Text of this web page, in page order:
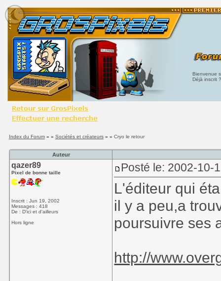
Bienvenue
Déjà inscrit
Index du Forum» » Sociétés et créateurs» » Cryo le retour
Auteur
qazer89
Pixel de bonne taille
Inscrit : Jun 19, 2002
Messages : 418
De : D'ici et d'ailleurs
Hors ligne
Posté le: 2002-10-
L'éditeur qui
il y a peu,a
poursuivre ses
http://